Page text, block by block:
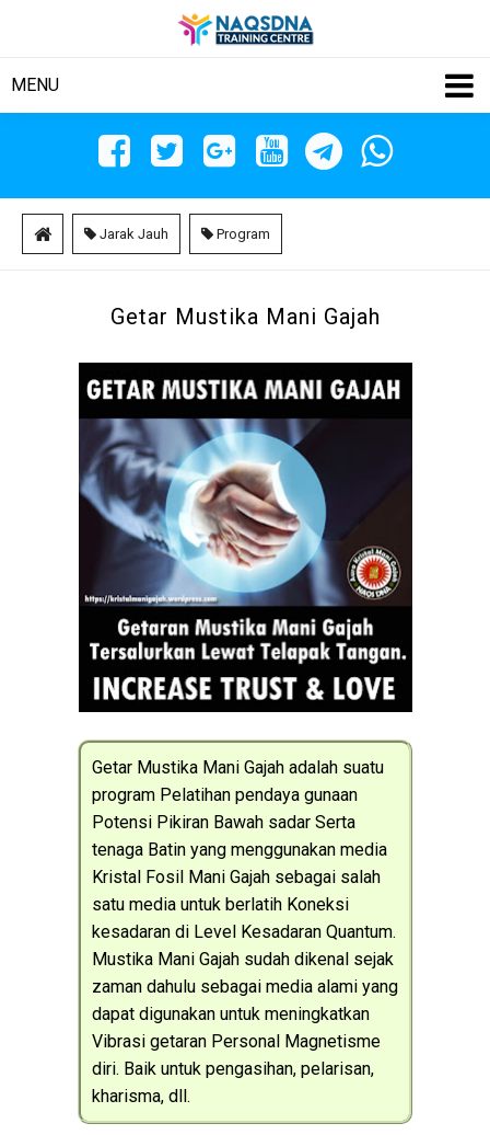
MENU
Jarak Jauh Program
Getar Mustika Mani Gajah
Getar Mustika Mani Gajah adalah suatu
program Pelatihan pendaya gunaan
Potensi Pikiran Bawah sadar Serta
tenaga Batin yang menggunakan media
Kristal Fosil Mani Gajah sebagai salah
satu media untuk berlatih Koneksi
kesadaran di Level Kesadaran Quantum.
Mustika Mani Gajah sudah dikenal sejak
zaman dahulu sebagai media alami yang
dapat digunakan untuk meningkatkan
Vibrasi getaran Personal Magnetisme
diri. Baik untuk pengasihan, pelarisan,
kharisma, dll.